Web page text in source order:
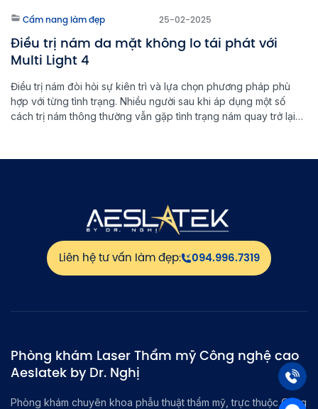
Cẩm nang làm đẹp 25-02-2025
Điều trị nám da mặt không lo tái phát với
Multi Light 4
Điều trị nám đòi hỏi sự kiên trì và lựa chọn phương pháp phù
hợp với từng tình trạng. Nhiều người sau khi áp dụng một số
cách trị nám thông thường vẫn gặp tình trạng nám quay trở lại
Liên hệ tư vấn làm đẹp: 094.996.7319
Phòng khám Laser Thẩm mỹ Công nghệ cao
Aeslatek by Dr. Nghị
Phòng khám chuyên khoa phẫu thuật thẩm mỹ, trực thuộc Công